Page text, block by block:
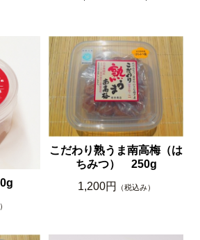
こだわり熟うま南高梅（は
ちみつ） 250g
1,200円
（税込み）